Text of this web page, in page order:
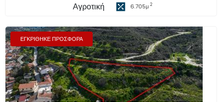
Αγροτική 6.705μ 2
ΕΓΚΡΙΘΗΚΕ ΠΡΟΣΦΟΡΑ
Προηγούμενο Επόμενο